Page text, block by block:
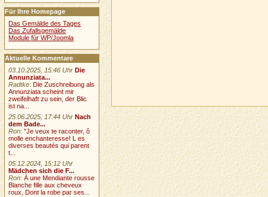
Für Ihre Homepage
Das Gemälde des Tages
Das Zufallsgemälde
Module für WP/Joomla
Aktuelle Kommentare
03.10.2025, 15:46 Uhr Die
Annunziata...
Radtke: Die Zuschreibung als
Annunziata scheint mir
zweifelhaft zu sein, der Blic
ist na...
25.06.2025, 17:44 Uhr Nach
dem Bade...
Ron:"Je veux te raconter, ô
molle enchanteresse! L es
diverses beautés qui parent
t...
05.12.2024, 15:12 Uhr
Mädchen sich die F...
Ron:À une Mendiante rousse
Blanche fille aux cheveux
roux, Dont la robe par ses...